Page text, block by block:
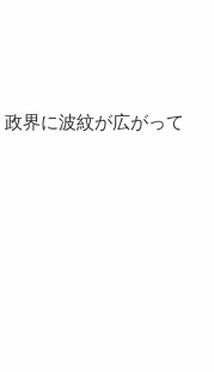
界に波紋が広がって